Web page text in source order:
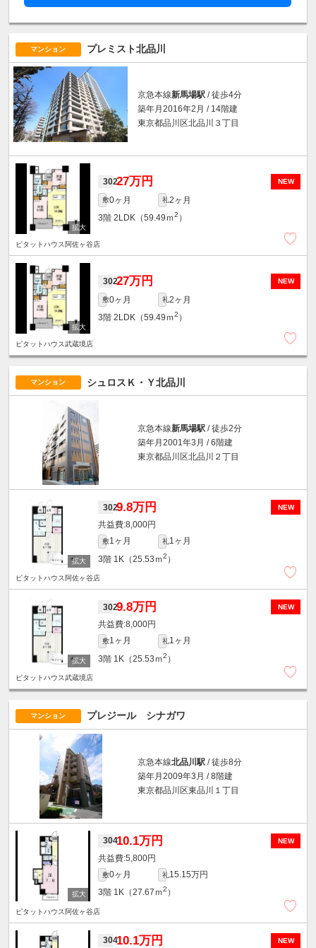
マンション プレミスト北品川
京急本線新馬場駅 / 徒歩4分
築年月2016年2月 / 14階建
東京都品川区北品川３丁目
NEW
30227万円
敷0ヶ月 礼2ヶ月
3階 2LDK（59.49ｍ2 ）
ピタットハウス阿佐ヶ谷店
NEW
30227万円
敷0ヶ月 礼2ヶ月
3階 2LDK（59.49ｍ2 ）
ピタットハウス武蔵境店
マンション シュロスＫ・Ｙ北品川
京急本線新馬場駅 / 徒歩2分
築年月2001年3月 / 6階建
東京都品川区北品川２丁目
NEW
3029.8万円
8,000円
敷1ヶ月 礼1ヶ月
3階 1K（25.53ｍ2 ）
ピタットハウス阿佐ヶ谷店
NEW
3029.8万円
8,000円
敷1ヶ月 礼1ヶ月
3階 1K（25.53ｍ2 ）
ピタットハウス武蔵境店
マンション プレジール シナガワ
京急本線北品川駅 / 徒歩8分
築年月2009年3月 / 8階建
東京都品川区東品川１丁目
NEW
30410.1万円
5,800円
敷0ヶ月 礼15.15万円
3階 1K（27.67ｍ2 ）
ピタットハウス阿佐ヶ谷店
NEW
30410.1万円